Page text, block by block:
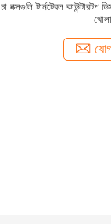
চা বক্সগুলি টার্নটেবল
খোলা